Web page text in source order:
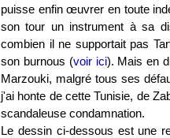
puisse enfin œuvrer en toute
son tour un instrument à sa
combien il ne supportait pas
son burnous (voir ici). Mais en
Marzouki, malgré tous ses
j'ai honte de cette Tunisie, de
scandaleuse condamnation.
Le dessin ci-dessous est une